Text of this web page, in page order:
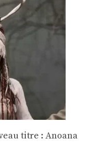
titre : Anoana